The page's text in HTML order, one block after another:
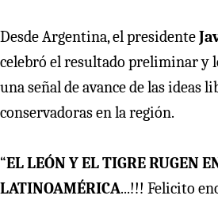
Desde Argentina, el presidente
celebró el resultado preliminar y
una señal de avance de las ideas
conservadoras en la región.
“EL LEÓN Y EL TIGRE RUGEN
LATINOAMÉRICA...!!! Felicito